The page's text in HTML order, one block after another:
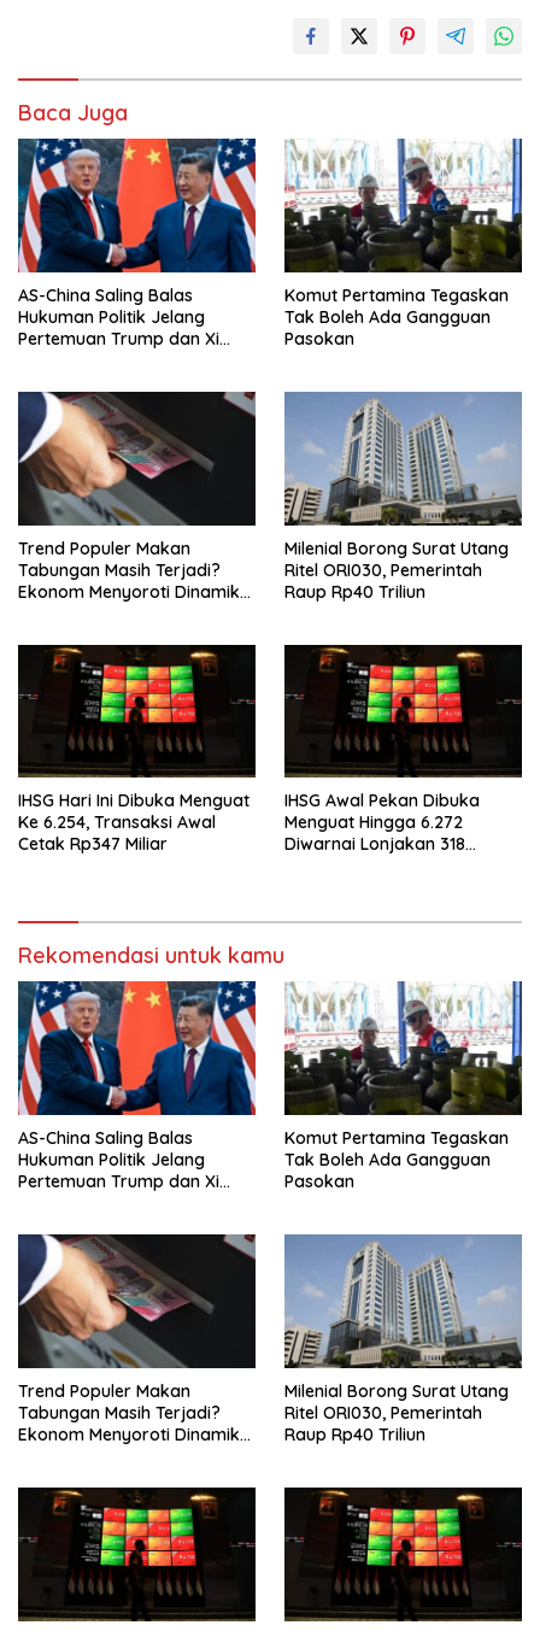
Baca Juga
AS-China Saling Balas
Hukuman Politik Jelang
Pertemuan Trump dan Xi
Komut Pertamina Tegaskan
Tak Boleh Ada Gangguan
Pasokan
Trend Populer Makan
Tabungan Masih Terjadi?
Ekonom Menyoroti Dinamika
Milenial Borong Surat Utang
Ritel ORI030, Pemerintah
Raup Rp40 Triliun
IHSG Hari Ini Dibuka Menguat
Ke 6.254, Transaksi Awal
Cetak Rp347 Miliar
IHSG Awal Pekan Dibuka
Menguat Hingga 6.272
Diwarnai Lonjakan 318
Rekomendasi untuk kamu
AS-China Saling Balas
Hukuman Politik Jelang
Pertemuan Trump dan Xi
Komut Pertamina Tegaskan
Tak Boleh Ada Gangguan
Pasokan
Trend Populer Makan
Tabungan Masih Terjadi?
Ekonom Menyoroti Dinamika
Milenial Borong Surat Utang
Ritel ORI030, Pemerintah
Raup Rp40 Triliun